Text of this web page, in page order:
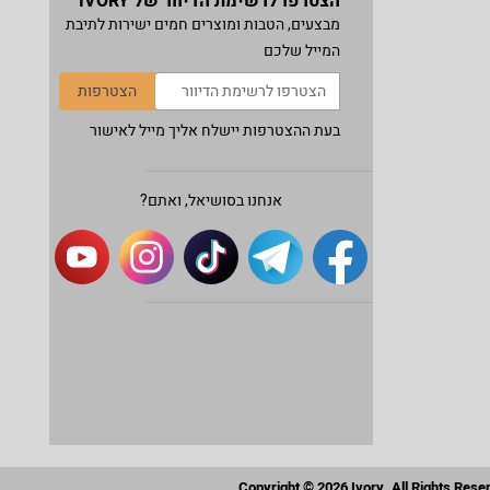
מבצעים, הטבות ומוצרים חמים ישירות לתיבת
המייל שלכם
הצטרפות
בעת ההצטרפות יישלח אליך מייל לאישור
אנחנו בסושיאל, ואתם?